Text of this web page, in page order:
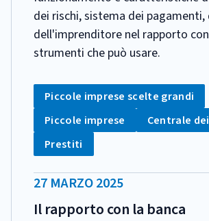
dei rischi, sistema dei
dell'imprenditore nel rapporto
strumenti che può usare.
CATEGORIA:
Tag:
Piccole imprese scelte grandi
Tag:
Piccole imprese Tag:
Centrale
Tag:
Prestiti
DATA
PUBBLICAZIONE:
27 MARZO 2025
Il rapporto con la banca